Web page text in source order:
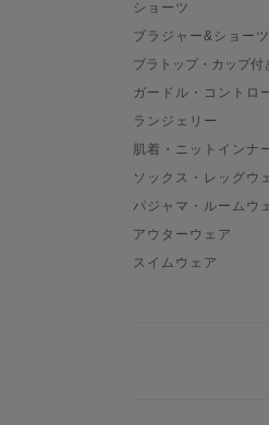
ショーツ
ブラジャー&ショー
ブラトップ・カップ付
ガードル・コントロ
ランジェリー
肌着・ニットインナ
ソックス・レッグウ
パジャマ・ルームウ
アウターウェア
スイムウェア